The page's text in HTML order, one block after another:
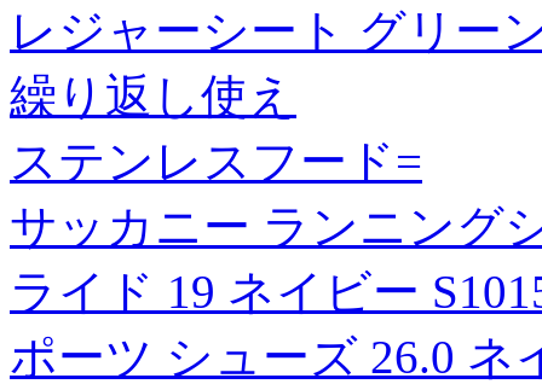
レジャーシート グリー
繰り返し使え
ステンレスフード=
サッカニー ランニング
ライド 19 ネイビー
ポーツ シューズ 26.0 ネ